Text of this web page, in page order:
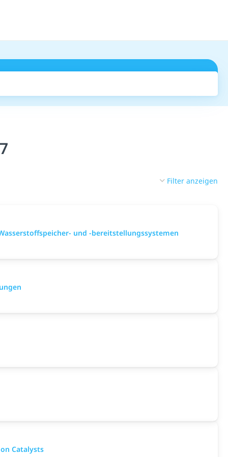
Filter anzeigen
und -bereitstellungssystemen
Catalysts